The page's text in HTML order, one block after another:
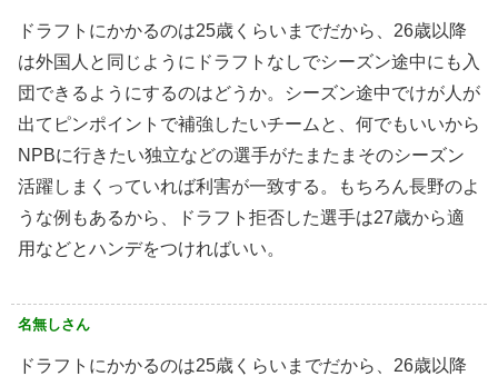
ドラフトにかかるのは25歳くらいまでだから、26歳以降
は外国人と同じようにドラフトなしでシーズン途中にも入
団できるようにするのはどうか。シーズン途中でけが人が
出てピンポイントで補強したいチームと、何でもいいから
NPBに行きたい独立などの選手がたまたまそのシーズン
活躍しまくっていれば利害が一致する。もちろん長野のよ
うな例もあるから、ドラフト拒否した選手は27歳から適
用などとハンデをつければいい。
名無しさん
ドラフトにかかるのは25歳くらいまでだから、26歳以降